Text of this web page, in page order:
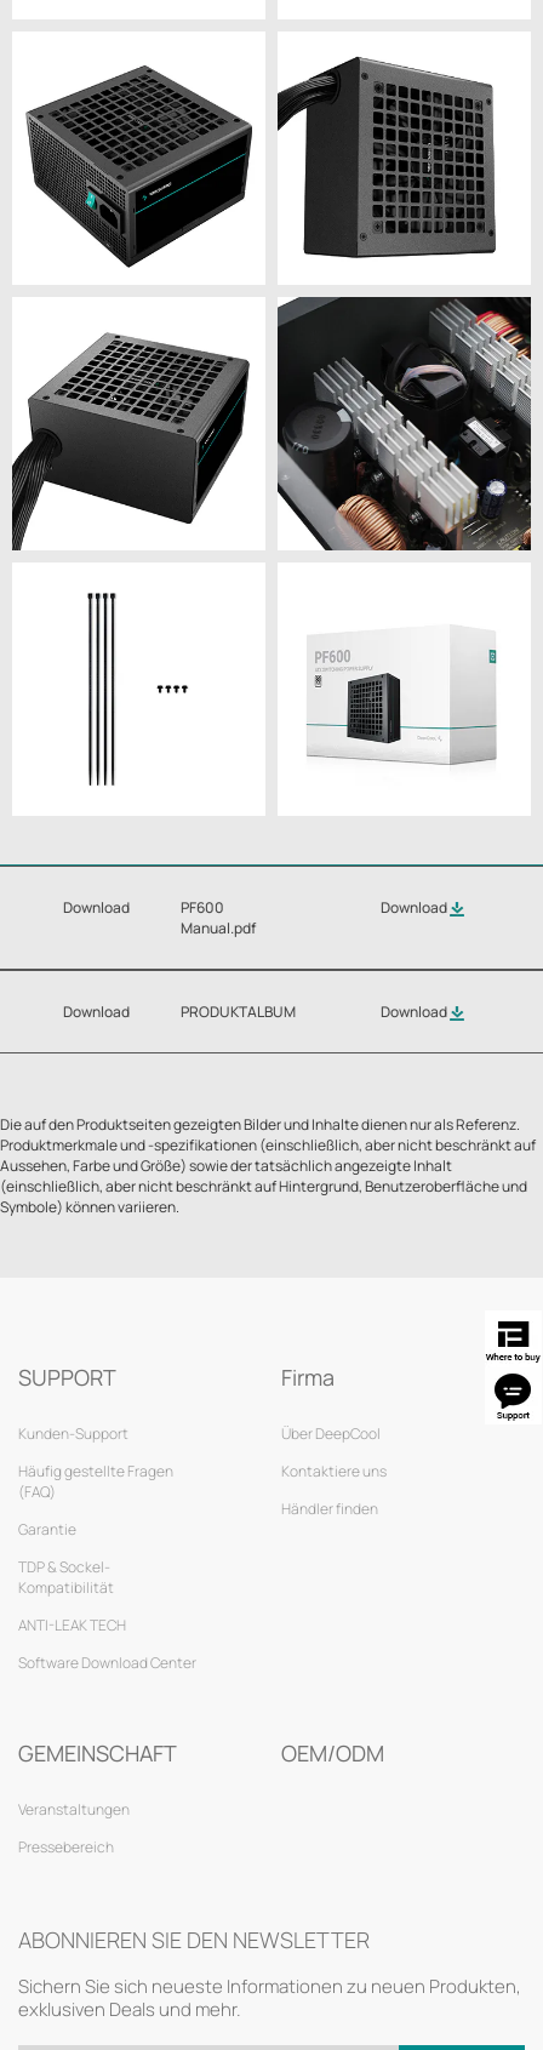
Download
PF600
Manual.pdf
Download
Download PRODUKTALBUM Download
Die auf den Produktseiten gezeigten Bilder und Inhalte dienen nur als Referenz.
Produktmerkmale und -spezifikationen (einschließlich, aber nicht beschränkt auf
Aussehen, Farbe und Größe) sowie der tatsächlich angezeigte Inhalt
(einschließlich, aber nicht beschränkt auf Hintergrund, Benutzeroberfläche und
Symbole) können variieren.
SUPPORT
Kunden-Support
Häufig gestellte Fragen
(FAQ)
Garantie
TDP & Sockel-
Kompatibilität
ANTI-LEAK TECH
Software Download Center
Firma
Über DeepCool
Kontaktiere uns
Händler finden
GEMEINSCHAFT
Veranstaltungen
Pressebereich
OEM/ODM
ABONNIEREN SIE DEN NEWSLETTER
Sichern Sie sich neueste Informationen zu neuen Produkten,
exklusiven Deals und mehr.